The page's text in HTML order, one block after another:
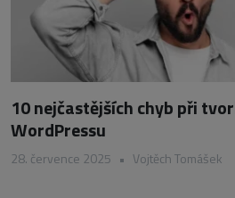
10 nejčastějších chyb při
WordPressu
28. července 2025 • Vojtěch Tomášek